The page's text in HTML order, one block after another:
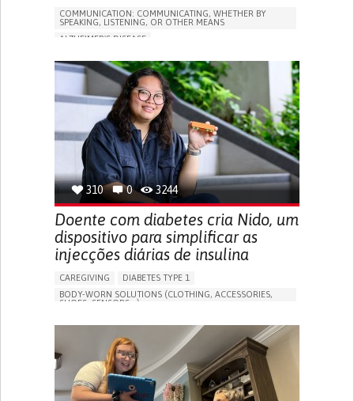
COMMUNICATION: COMMUNICATING, WHETHER BY
SPEAKING, LISTENING, OR OTHER MEANS
ALZHEIMER'S DISEASE
MEMORY LOSS
PROMOTING SELF-MANAGEMENT
MANAGING NEUROLOGICAL DISORDERS
CAREGIVING SUPPORT
GENERAL AND FAMILY MEDICINE
NEUROLOGY
FRANCE
310 0 3244
Doente com diabetes cria Nido, um
dispositivo para simplificar as
injecções diárias de insulina
CAREGIVING
DIABETES TYPE 1
BODY-WORN SOLUTIONS (CLOTHING, ACCESSORIES,
SHOES, SENSORS...)